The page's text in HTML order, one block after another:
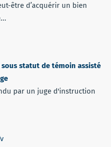
être d’acquérir un bien
sous statut de témoin assisté
par un juge d'instruction